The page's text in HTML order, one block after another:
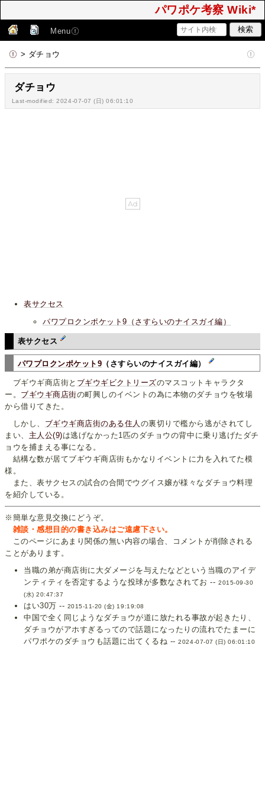
パワポケ考察 Wiki*
Menu
> ダチョウ
ダチョウ
Last-modified: 2024-07-07 (日) 06:01:10
表サクセス
パワプロクンポケット9（さすらいのナイスガイ編）
表サクセス
パワプロクンポケット9 （さすらいのナイスガイ編）
ブギウギ商店街と ブギウギビクトリーズのマスコットキャラクタ
ー。 ブギウギ商店街の町興しのイベントの為に本物のダチョウを牧場
から借りてきた。
しかし、 ブギウギ商店街のある住人 の裏切りで檻から逃がされてし
まい、 主人公(9)は逃げなかった1匹のダチョウの背中に乗り逃げたダチ
ョウを捕まえる事になる。
結構な数が居てブギウギ商店街もかなりイベントに力を入れてた模
様。
また、表サクセスの試合の合間でウグイス嬢が様々なダチョウ料理
を紹介している。
※簡単な意見交換にどうぞ。
雑談・感想目的の書き込みはご遠慮下さい。
このページにあまり関係の無い内容の場合、コメントが削除される
ことがあります。
当職の弟が商店街に大ダメージを与えたなどという当職のアイデ
ンティティを否定するような投球が多数なされてお --2015-09-30
(水) 20:47:37
はい30万 -- 2015-11-20 (金) 19:19:08
中国で全く同じようなダチョウが道に放たれる事故が起きたり、
ダチョウがアホすぎるってので話題になったりの流れでたまーに
パワポケのダチョウも話題に出てくるね --2024-07-07 (日) 06:01:10